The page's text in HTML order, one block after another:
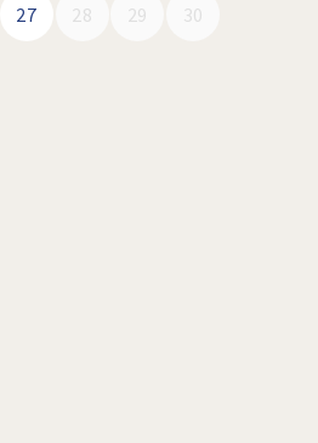
27 28 29 30